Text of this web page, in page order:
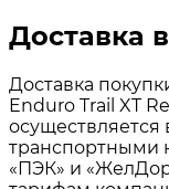
Доставка
Доставка
Enduro Trail XT
осуществляется
транспортными
«ПЭК» и